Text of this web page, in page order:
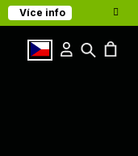
Více info
Přihlášení
Hledat